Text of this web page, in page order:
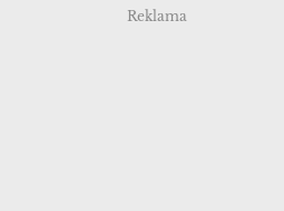
Reklama